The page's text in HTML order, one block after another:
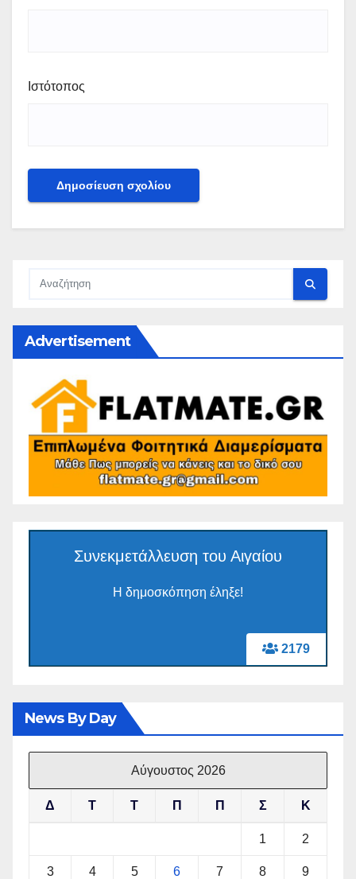
Ιστότοπος
Advertisement
2179
Συνεκμετάλλευση του Αιγαίου
Η δημοσκόπηση έληξε!
News By Day
Αύγουστος 2026
Δ Τ Τ Π Π Σ Κ
1 2
3 4 5 6 7 8 9